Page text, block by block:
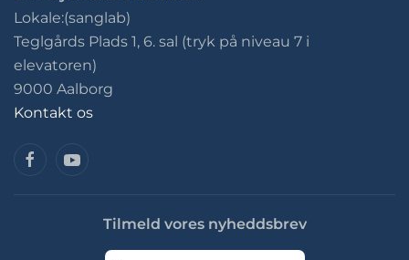
Lokale:(sanglab)
Teglgårds Plads 1, 6. sal (tryk på niveau 7 i
elevatoren)
9000 Aalborg
Kontakt os
Tilmeld vores nyheddsbrev